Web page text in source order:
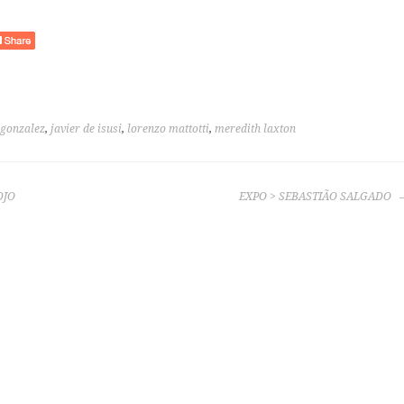
, javier de isusi, lorenzo mattotti, meredith laxton
EXPO > SEBASTIÃO SALGADO